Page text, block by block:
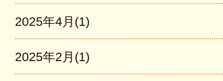
2025年4月(1)
2025年2月(1)